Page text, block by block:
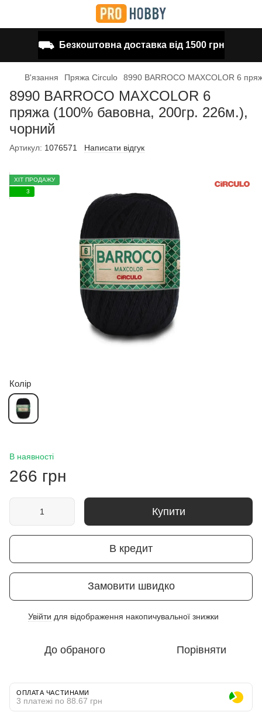
⛟ Безкоштовна доставка від 1500 грн
В'язання Пряжа Circulo 8990 BARROCO MAXCOLOR 6
8990 BARROCO MAXCOLOR 6
пряжа (100% бавовна, 200гр. 226м.),
чорний
Артикул: 1076571 Написати відгук
ХІТ ПРОДАЖУ
3
Колір
В наявності
266 грн
Купити
В кредит
Замовити швидко
Увійти для відображення накопичувальної знижки
До обраного Порівняти
ОПЛАТА ЧАСТИНАМИ
3 платежі по 88.67 грн